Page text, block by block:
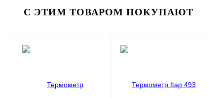
С ЭТИМ ТОВАРОМ ПОКУПАЮТ